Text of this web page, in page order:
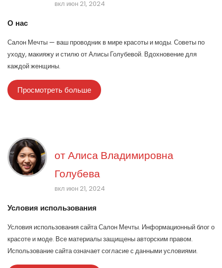
вкл июн 21, 2024
О нас
Салон Мечты — ваш проводник в мире красоты и моды. Советы по
уходу, макияжу и стилю от Алисы Голубевой. Вдохновение для
каждой женщины.
Просмотреть больше
отАлиса Владимировна
Голубева
вкл июн 21, 2024
Условия использования
Условия использования сайта Салон Мечты. Информационный блог о
красоте и моде. Все материалы защищены авторским правом.
Использование сайта означает согласие с данными условиями.